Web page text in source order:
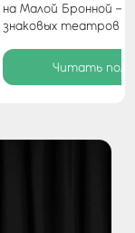
на Малой Бронной —
знаковых театров
Читать